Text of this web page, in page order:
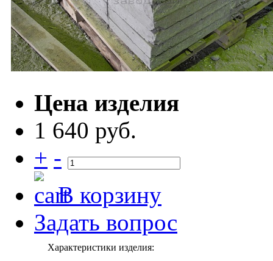
Цена изделия
1 640 руб.
+ -
В корзину
Задать вопрос
Характеристики изделия: